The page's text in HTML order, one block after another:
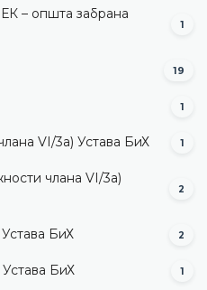
– општа забрана
1
19
1
VI/3а) Устава БиХ 1
члана VI/3а)
2
БиХ 2
БиХ 1